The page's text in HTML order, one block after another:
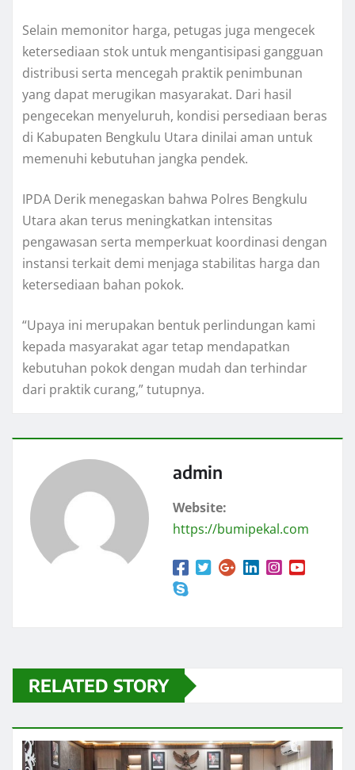
Selain memonitor harga, petugas juga mengecek
ketersediaan stok untuk mengantisipasi gangguan
distribusi serta mencegah praktik penimbunan
yang dapat merugikan masyarakat. Dari hasil
pengecekan menyeluruh, kondisi persediaan beras
di Kabupaten Bengkulu Utara dinilai aman untuk
memenuhi kebutuhan jangka pendek.
IPDA Derik menegaskan bahwa Polres Bengkulu
Utara akan terus meningkatkan intensitas
pengawasan serta memperkuat koordinasi dengan
instansi terkait demi menjaga stabilitas harga dan
ketersediaan bahan pokok.
“Upaya ini merupakan bentuk perlindungan kami
kepada masyarakat agar tetap mendapatkan
kebutuhan pokok dengan mudah dan terhindar
dari praktik curang,” tutupnya.
admin
Website:
https://bumipekal.com
RELATED STORY